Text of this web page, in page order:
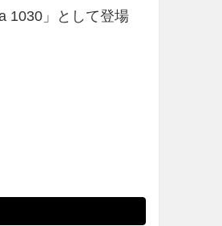
1030」として登場